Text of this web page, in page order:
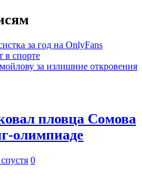
за год на OnlyFans
в спорте
за излишние откровения
пловца Сомова
олимпиаде
0